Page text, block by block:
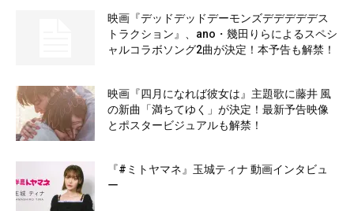
映画『デッドデッドデーモンズデデデデデス
トラクション』、ano・幾田りらによるスペシ
ャルコラボソング2曲が決定！本予告も解禁！
映画『四月になれば彼女は』主題歌に藤井 風
の新曲「満ちてゆく」が決定！最新予告映像
とポスタービジュアルも解禁！
『#ミトヤマネ』玉城ティナ 動画インタビュ
ー